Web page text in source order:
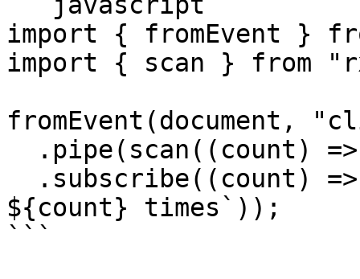
import { fromEvent }
import { scan } from
fromEvent(document,
${count} times`));
```